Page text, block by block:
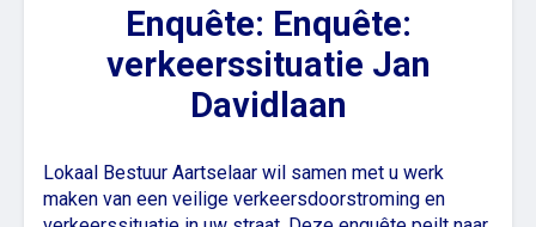
Enquête: Enquête:
verkeerssituatie Jan
Davidlaan
Lokaal Bestuur Aartselaar wil samen met u werk
maken van een veilige verkeersdoorstroming en